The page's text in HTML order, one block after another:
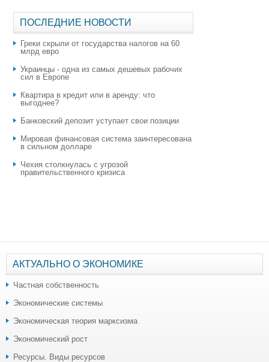
ПОСЛЕДНИЕ НОВОСТИ
Греки скрыли от государства налогов на 60
млрд евро
Украинцы - одна из самых дешевых рабочих
сил в Европе
Квартира в кредит или в аренду: что
выгоднее?
​Банковский депозит уступает свои позиции
Мировая финансовая система заинтересована
в сильном долларе
Чехия столкнулась с угрозой
правительственного кризиса
АКТУАЛЬНО О ЭКОНОМИКЕ
Частная собственность
Экономические системы
Экономическая теория марксизма
Экономический рост
Ресурсы. Виды ресурсов